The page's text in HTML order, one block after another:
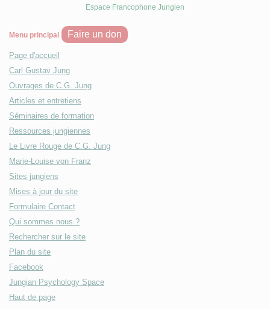
Espace Francophone Jungien
Menu principal Faire un don
Page d'accueil
Carl Gustav Jung
Ouvrages de C.G. Jung
Articles et entretiens
Séminaires de formation
Ressources jungiennes
Le Livre Rouge de C.G. Jung
Marie-Louise von Franz
Sites jungiens
Mises à jour du site
Formulaire Contact
Qui sommes nous ?
Rechercher sur le site
Plan du site
Facebook
Jungian Psychology Space
Haut de page